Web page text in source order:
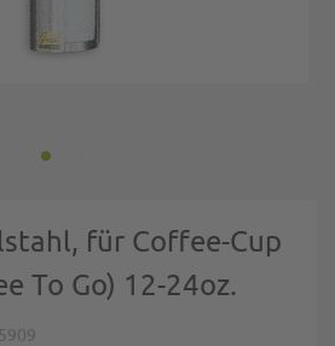
für Coffee-Cup
To Go) 12-24oz.